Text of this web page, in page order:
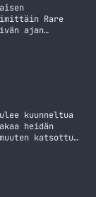
Rare
ajan
joulupukki.
kuunneltua
heidän
katsottu